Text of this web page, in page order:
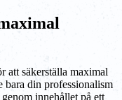
att säkerställa maximal
bara din professionalism
innehållet på ett